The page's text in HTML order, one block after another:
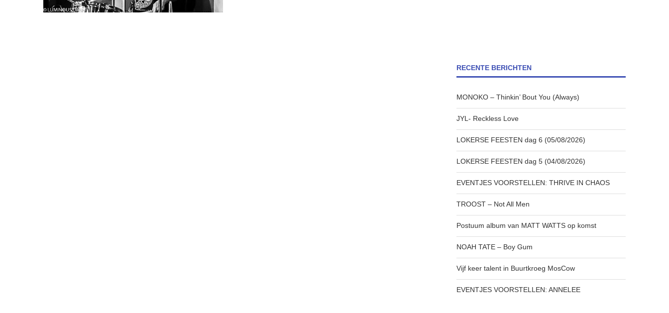
RECENTE BERICHTEN
MONOKO – Thinkin’ Bout You (Always)
JYL- Reckless Love
LOKERSE FEESTEN dag 6 (05/08/2026)
LOKERSE FEESTEN dag 5 (04/08/2026)
EVENTJES VOORSTELLEN: THRIVE IN CHAOS
TROOST – Not All Men
Postuum album van MATT WATTS op komst
NOAH TATE – Boy Gum
Vijf keer talent in Buurtkroeg MosCow
EVENTJES VOORSTELLEN: ANNELEE